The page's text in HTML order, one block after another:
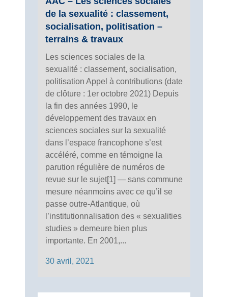
de la sexualité : classement,
socialisation, politisation –
terrains & travaux
Les sciences sociales de la
sexualité : classement, socialisation,
politisation Appel à contributions (date
de clôture : 1er octobre 2021) Depuis
la fin des années 1990, le
développement des travaux en
sciences sociales sur la sexualité
dans l’espace francophone s’est
accéléré, comme en témoigne la
parution régulière de numéros de
revue sur le sujet[1] — sans commune
mesure néanmoins avec ce qu’il se
passe outre-Atlantique, où
l’institutionnalisation des « sexualities
studies » demeure bien plus
importante. En 2001,...
30 avril, 2021